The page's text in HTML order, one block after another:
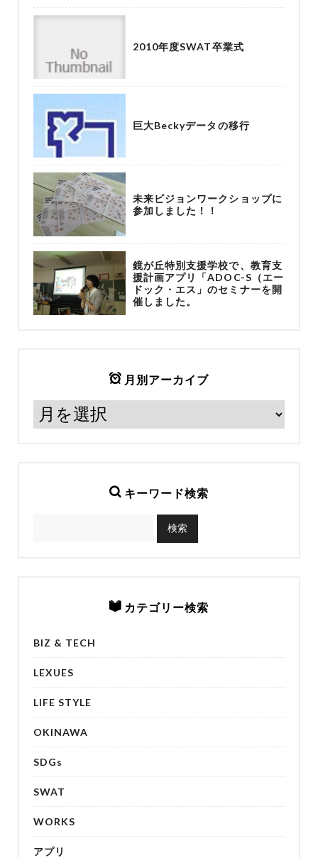
2010年度SWAT卒業式
巨大Beckyデータの移行
未来ビジョンワークショップに
参加しました！！
鏡が丘特別支援学校で、教育支
援計画アプリ「ADOC-S（エー
ドック・エス」のセミナーを開
催しました。
月別アーカイブ
キーワード検索
カテゴリー検索
BIZ & TECH
LEXUES
LIFE STYLE
OKINAWA
SDGs
SWAT
WORKS
アプリ